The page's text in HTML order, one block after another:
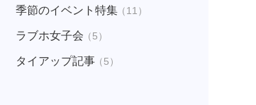
季節のイベント特集（11）
ラブホ女子会（5）
タイアップ記事（5）